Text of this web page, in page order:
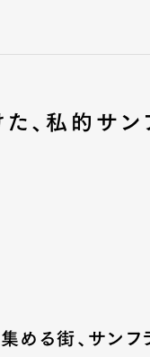
た、私的サ
める街、サン